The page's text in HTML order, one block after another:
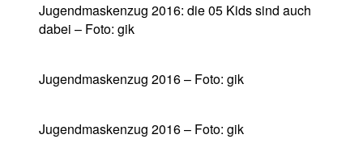
Jugendmaskenzug 2016: die 05 Kids sind auch
dabei – Foto: gik
Jugendmaskenzug 2016 – Foto: gik
Jugendmaskenzug 2016 – Foto: gik